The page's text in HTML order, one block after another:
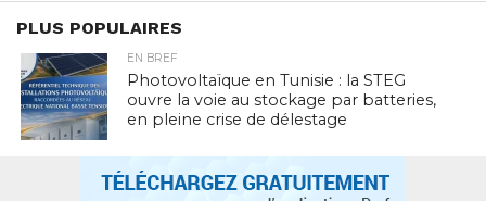
PLUS POPULAIRES
EN BREF
Photovoltaïque en Tunisie : la STEG
ouvre la voie au stockage par batteries,
en pleine crise de délestage